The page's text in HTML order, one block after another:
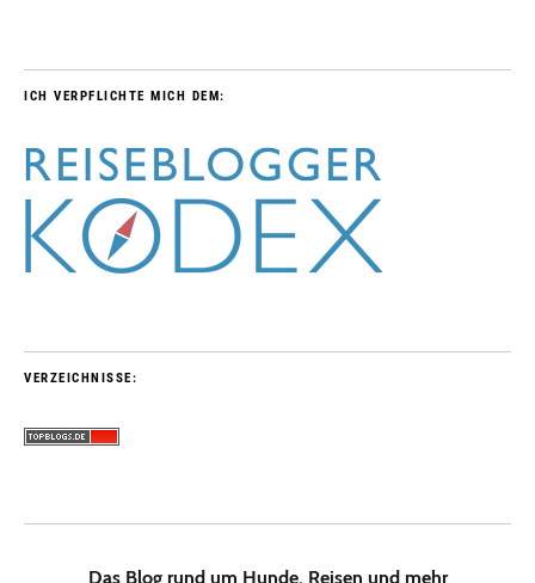
ICH VERPFLICHTE MICH DEM:
VERZEICHNISSE:
Das Blog rund um Hunde, Reisen und mehr